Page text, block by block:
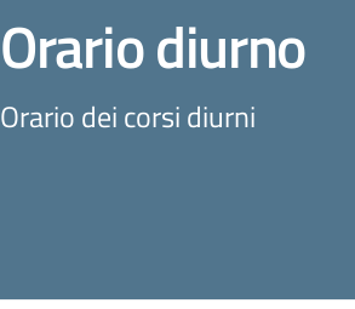
Orario diurno
Orario dei corsi diurni